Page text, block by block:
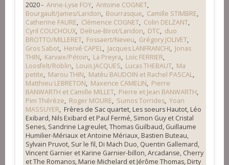
2020 - Anne-Lyse FOY, Antoine COGNET,
Bourgault/James/Laridon, Bourrasque, Camille STIMBRE,
Catherine FAURE, Clémence COGNET, Colin DELZANT,
Cyril COUCHOUX, Delrue-Birot/Laridon, DTC, duo
BROTTO/MILLERET, Fossaert/Neveu, Grégory JOLIVET,
Gros Sabot, Hervé CAPEL, Jacques LANFRANCHI, Jonas
THIN, Karvaix/Pétoin, La Preyra, Loïc FERRIER,
Loosfelt/Roblin, Louis JACQUES, Lucas THEBAUT, Ma
petite, Marou THIN, Matèu BAUDOIN et Rachel PASCAL,
Matthieu LEBRETON, Maxence CAMELIN, Pierre
BANWARTH et Camille MILLET, Pierre et Jean BANWARTH,
Pim Thérèze, Roger MOURE, Sumos Torrides, Yoan
MASSUYER, Frères de Sac quartet, Les soeurs Hautot, Léo
Exibard, Nils Exibard et Paul Fermé, Simon Guy et Cristal
Senes, Sandrine Lagreulet, Thomas Guilbaud, Guillaume
Humilier-Mériaux et Antoine Mériaux, Bastien Buteau,
Sylvain Pruvot, Sur le fil, Di Mach Duo, Quentin Gallemard,
Vincent Garnier et Karine Garnier-billon, Arcadanse, Cherry
et The Romanos, Marie Michelard et Jérôme Thomas, Dirty